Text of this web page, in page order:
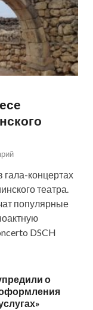
концертах
театра.
популярные
DSCH
о